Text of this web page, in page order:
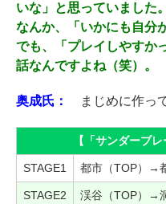
いな」と思っていました
なんか、「いかにも自分
でも、「プレイしやすか
話なんですよね（笑）。
奥成氏： まじめに作っ
【「サンダーブ
STAGE1 都市（TOP）→
STAGE2 渓谷（TOP）→